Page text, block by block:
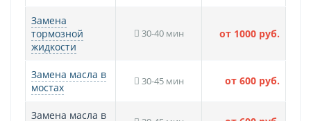
Замена
тормозной
жидкости
30-40 мин от 1000 руб.
Замена масла в
мостах
30-45 мин от 600 руб.
Замена масла в